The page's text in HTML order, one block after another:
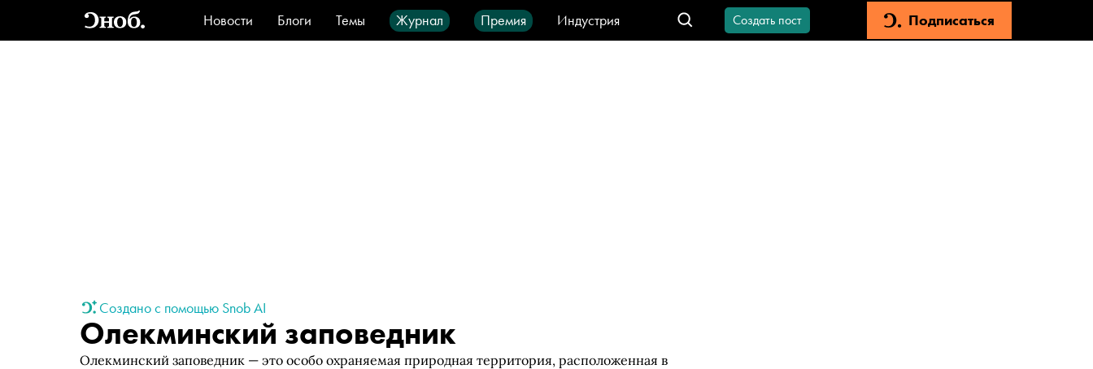
Новости Блоги Темы Журнал Премия
Индустрия
Стиль
Видео Город IT-продукты
Создать пост Подписаться
Создано с помощью Snob AI
Олекминский заповедник
Олекминский заповедник — это особо охраняемая природная территория, расположенная в